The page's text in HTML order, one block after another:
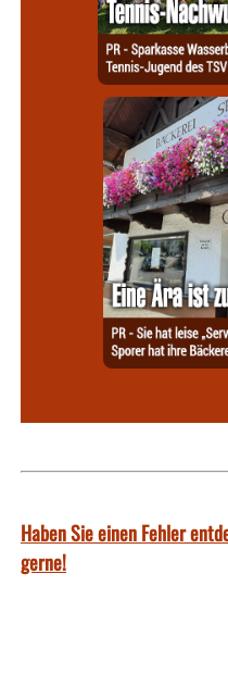
Haben Sie einen Fehler
gerne!